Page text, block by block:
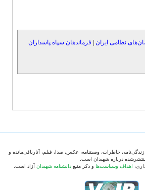
نظامی ایران| فرماندهان سپاه پاسداران
خاطرات، وصیتنامه، عکس، صدا، فیلم، آثارباقی‌مانده و
درباره شهیدان است.
اهداف وسیاست‌ها و ذکر منبع دانشنامه شهیدان آزاد است.